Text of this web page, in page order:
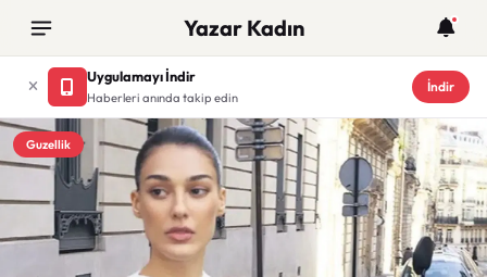
Yazar Kadın
Uygulamayı İndir
Haberleri anında takip edin
İndir
Guzellik